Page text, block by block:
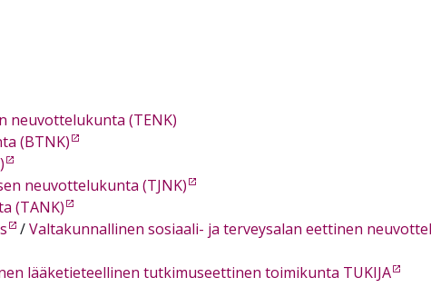
neuvottelukunta (TENK)
(BTNK)
neuvottelukunta (TJNK)
(TANK)
/Valtakunnallinen sosiaali- ja terveysalan eettinen
lääketieteellinen tutkimuseettinen toimikunta TUKIJA